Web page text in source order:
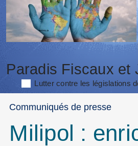
Paradis Fiscaux et
Lutter contre les législations
Communiqués de presse
Milipol :